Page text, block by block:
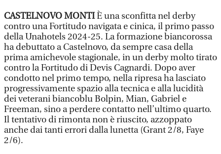
CASTELNOVO MONTIÈ una sconfitta nel derby
contro una Fortitudo navigata e cinica, il primo passo
della Unahotels 2024-25. La formazione biancorossa
ha debuttato a Castelnovo, da sempre casa della
prima amichevole stagionale, in un derby molto tirato
contro la Fortitudo di Devis Cagnardi. Dopo aver
condotto nel primo tempo, nella ripresa ha lasciato
progressivamente spazio alla tecnica e alla lucidità
dei veterani biancoblu Bolpin, Mian, Gabriel e
Freeman, sino a perdere contatto nell’ultimo quarto.
Il tentativo di rimonta non è riuscito, azzoppato
anche dai tanti errori dalla lunetta (Grant 2/8, Faye
2/6).